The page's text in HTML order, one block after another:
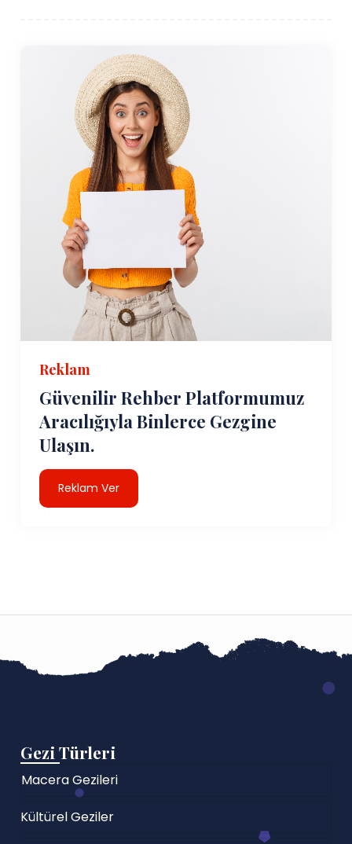
Reklam
Güvenilir Rehber Platformumuz
Aracılığıyla Binlerce Gezgine
Ulaşın.
Reklam Ver
Gezi Türleri
Macera Gezileri
Kültürel Geziler